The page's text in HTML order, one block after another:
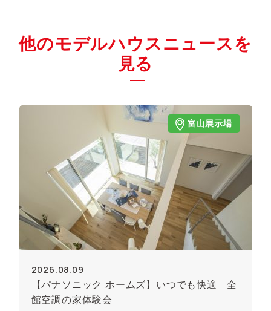
他のモデルハウスニュースを
見る
富山展示場
2026.08.09
【パナソニック ホームズ】いつでも快適 全
館空調の家体験会